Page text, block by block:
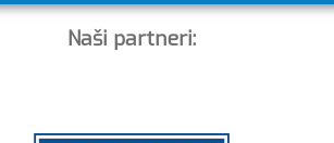
Naši partneri: